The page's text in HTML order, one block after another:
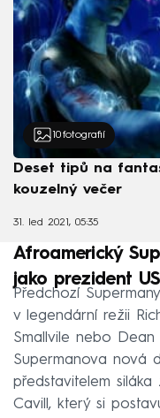
10 fotografií
Deset tipů na
kouzelný večer
31. led 2021, 05:35
Afroamerický
jako prezident
Předchozí
v legendární režii
Smallvile nebo Dean
Supermanova nová
představitelem
Cavill, který si